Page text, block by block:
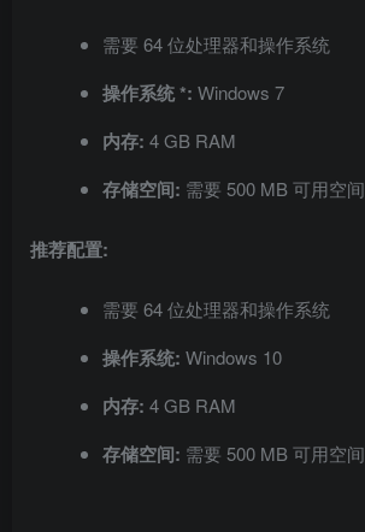
需要 64 位处理器和操作系统
操作系统 *: Windows 7
内存: 4 GB RAM
存储空间: 需要 500 MB 可用空间
推荐配置:
需要 64 位处理器和操作系统
操作系统: Windows 10
内存: 4 GB RAM
存储空间: 需要 500 MB 可用空间